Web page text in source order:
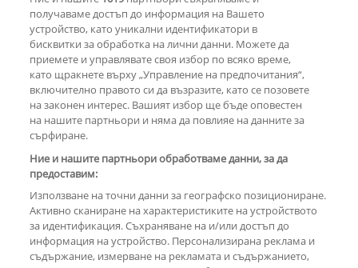
РЕКЛАМА
КОМЕНТАРИ
получаваме достъп до информация на Вашето
устройство, като уникални идентификатори в
бисквитки за обработка на лични данни. Можете да
приемете и управлявате своя избор по всяко време,
като щракнете върху „Управление на предпочитания“,
включително правото си да възразите, като се позовете
на законен интерес. Вашият избор ще бъде оповестен
на нашите партньори и няма да повлияе на данните за
сърфиране.
Ние и нашите партньори обработваме данни, за да
предоставим:
Използване на точни данни за географско позициониране.
Активно сканиране на характеристиките на устройството
за идентификация. Съхраняване на и/или достъп до
информация на устройство. Персонализирана реклама и
съдържание, измерване на рекламата и съдържанието,